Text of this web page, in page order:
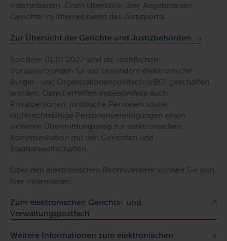
Internetseiten. Einen Überblick über Angebote der
Gerichte im Internet bietet das Justizportal.
Zur Übersicht der Gerichte und Justizbehörden
Seit dem 01.01.2022 sind die rechtlichen
Voraussetzungen für das besondere elektronische
Bürger- und Organisationenpostfach (eBO) geschaffen
worden. Damit erhalten insbesondere auch
Privatpersonen, juristische Personen sowie
nichtrechtsfähige Personenvereinigungen einen
sicheren Übermittlungsweg zur elektronischen
Kommunikation mit den Gerichten und
Staatsanwaltschaften.
Über den elektronischen Rechtsverkehr können Sie sich
hier informieren:
Zum elektronischen Gerichts- und
Verwaltungspostfach
Weitere Informationen zum elektronischen